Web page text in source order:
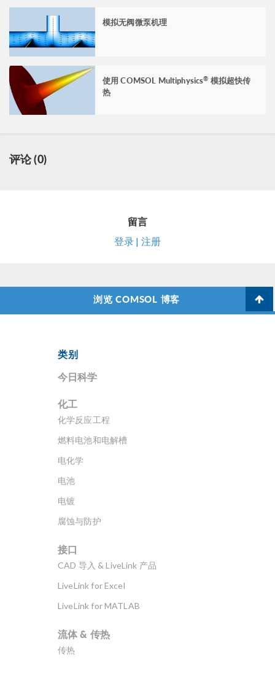
模拟无阀微泵机理
使用 COMSOL Multiphysics® 模拟超快传
热
评论 (0)
留言
登录 | 注册
浏览 COMSOL 博客
类别
今日科学
化工
化学反应工程
燃料电池和电解槽
电化学
电池
电镀
腐蚀与防护
接口
CAD 导入 & LiveLink 产品
LiveLink for Excel
LiveLink for MATLAB
流体 & 传热
传热